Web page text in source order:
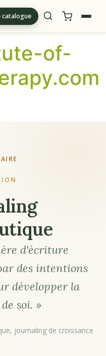
catalogue
of-
d'écriture
des intentions
développer la
soi. »
journaling de croissance